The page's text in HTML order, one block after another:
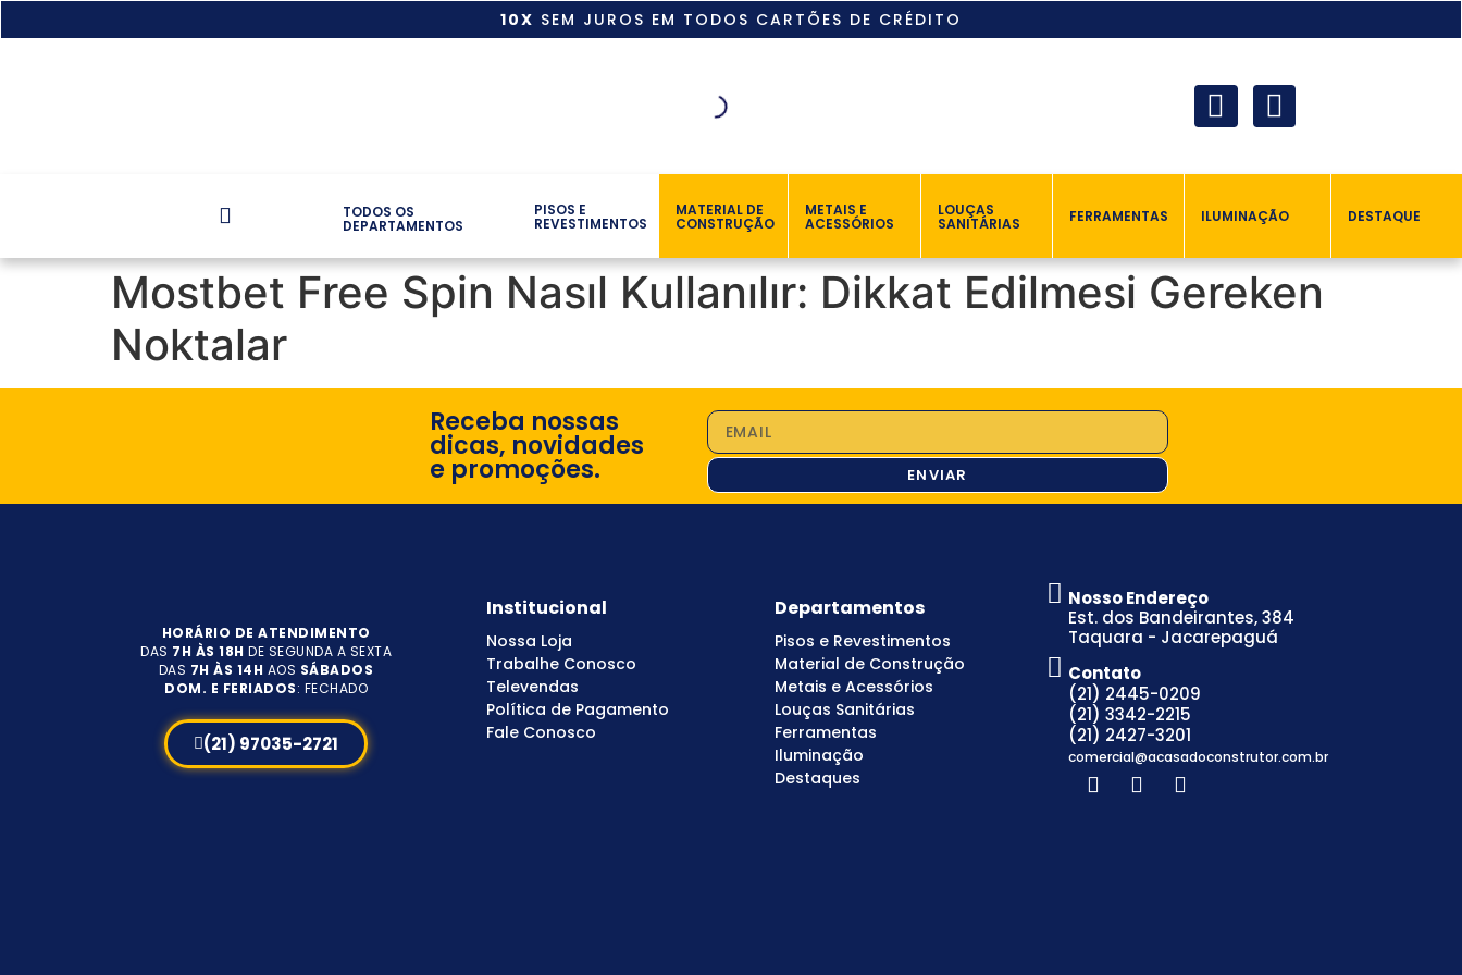
10X SEM JUROS EM TODOS CARTÕES DE CRÉDITO
TODOS OS
DEPARTAMENTOS
PISOS E
REVESTIMENTOS
MATERIAL DE
CONSTRUÇÃO
METAIS E
ACESSÓRIOS
LOUÇAS
SANITÁRIAS FERRAMENTAS ILUMINAÇÃO DESTAQUE
Mostbet Free Spin Nasıl Kullanılır: Dikkat Edilmesi Gereken
Noktalar
Receba nossas
dicas, novidades
e promoções. ENVIAR
HORÁRIO DE ATENDIMENTO
DAS 7H ÀS 18H DE SEGUNDA A SEXTA
DAS 7H ÀS 14H AOS SÁBADOS
DOM. E FERIADOS: FECHADO
(21) 97035-2721
Institucional
Nossa Loja
Trabalhe Conosco
Televendas
Política de Pagamento
Fale Conosco
Departamentos
Pisos e Revestimentos
Material de Construção
Metais e Acessórios
Louças Sanitárias
Ferramentas
Iluminação
Destaques
Nosso Endereço
Est. dos Bandeirantes, 384
Taquara - Jacarepaguá
Contato
(21) 2445-0209
(21) 3342-2215
(21) 2427-3201
comercial@acasadoconstrutor.com.br